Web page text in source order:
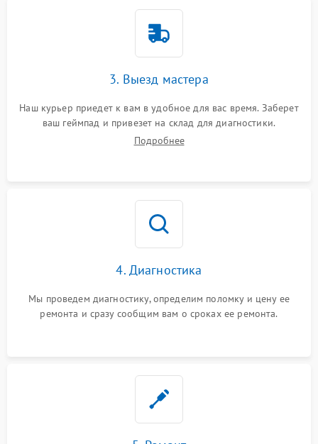
3. Выезд мастера
Наш курьер приедет к вам в удобное для вас время. Заберет
ваш геймпад и привезет на склад для диагностики.
Подробнее
4. Диагностика
Мы проведем диагностику, определим поломку и цену ее
ремонта и сразу сообщим вам о сроках ее ремонта.